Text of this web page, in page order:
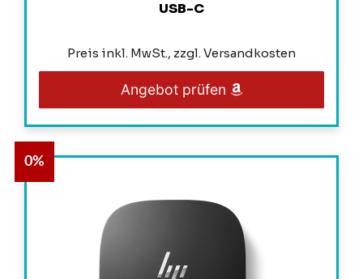
USB-C
Preis inkl. MwSt., zzgl. Versandkosten
Angebot prüfen
0%